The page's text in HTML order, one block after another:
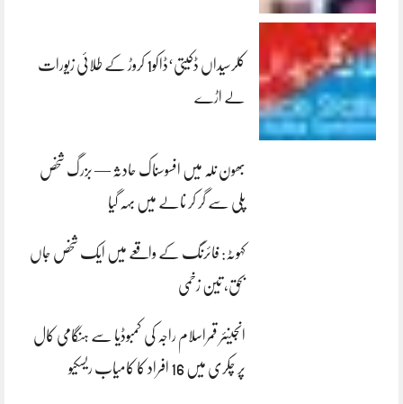
کلرسیداں ڈکیتی‘ڈاکو1 کروڑ کے طلائی زیورات
لے اڑے
بھون نلہ میں افسوسناک حادثہ — بزرگ شخص
پلی سے گر کر نالے میں بہہ گیا
کہوٹہ: فائرنگ کے واقعے میں ایک شخص جاں
بحق، تین زخمی
انجینئر قمراسلام راجہ کی کمبوڈیا سے ہنگامی کال
پر چکری میں 16 افراد کا کامیاب ریسکیو